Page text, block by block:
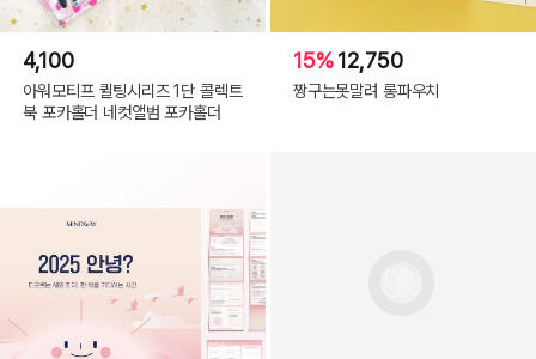
4,100
아워모티프 퀼팅시리즈 1단 콜렉트
북 포카홀더 네컷앨범 포카홀더
15%12,750
짱구는못말려 롱파우치